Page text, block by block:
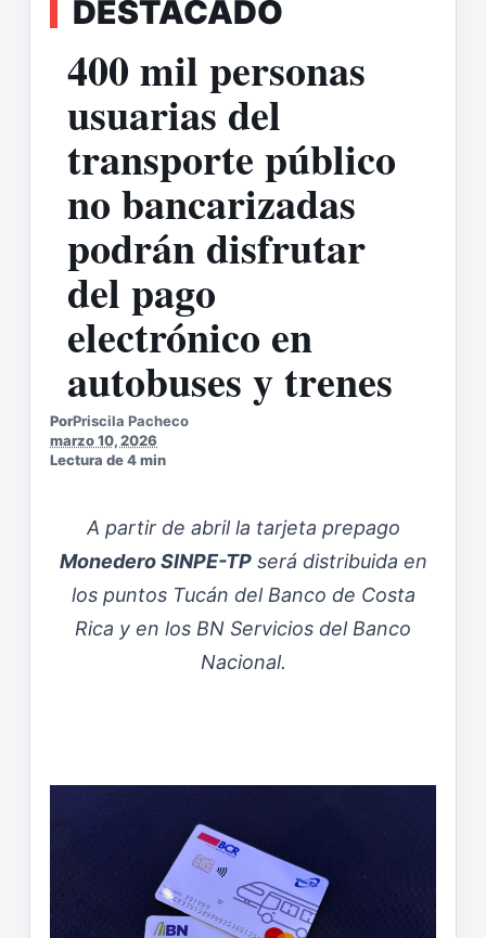
DESTACADO
400 mil personas
usuarias del
transporte público
no bancarizadas
podrán disfrutar
del pago
electrónico en
autobuses y trenes
PorPriscila Pacheco
marzo 10, 2026
Lectura de 4 min
A partir de abril la tarjeta prepago
Monedero SINPE-TPserá distribuida en
los puntos Tucán del Banco de Costa
Rica y en los BN Servicios del Banco
Nacional.